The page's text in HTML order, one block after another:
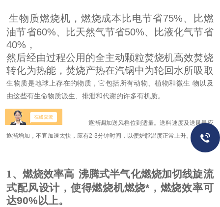
生物质燃烧机，燃烧成本比电节省75%、比燃
油节省60%、比天然气节省50%、比液化气节省
40% ，
然后经由过程公用的全主动颗粒焚烧机高效焚烧
转化为热能，焚烧产热在汽锅中为轮回水所吸取
生物质是地球上存在的物质，它包括所有动物、植物和微生 物以及
由这些有生命物质派生、排泄和代谢的许多有机质。
逐渐调加送风档位到适量。送料速度及送风量应
逐渐增加，不宜加速太快，应有2-3分钟时间，以便炉膛温度正常上升。
1、燃烧效率高 沸腾式半气化燃烧加切线旋流
式配风设计，使得燃烧机燃烧*，燃烧效率可
达90%以上。